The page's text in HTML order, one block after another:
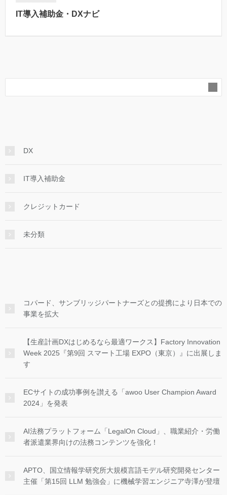
IT導入補助金・DXナビ
DX
IT導入補助金
クレジットカード
未分類
コパード、サンブリッジパートナーズとの提携により日本での
事業を拡大
【生産計画DXはじめるなら最適ワークス】Factory Innovation
Week 2025『第9回 スマート工場 EXPO（東京）』に出展しま
す
ECサイトの成功事例を讃える「awoo User Champion Award
2024」を発表
AI法務プラットフォーム「LegalOn Cloud」、職業紹介・労働
者派遣業界向けの法務コンテンツを強化！
APTO、国立情報学研究所大規模言語モデル研究開発センター
主催「第15回 LLM 勉強会」に機械学習エンジニア寺澤が登壇